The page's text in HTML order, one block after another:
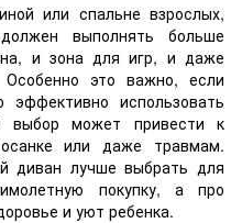
или спальне взрослых,
выполнять больше
и зона для игр, и даже
Особенно это важно, если
использовать
выбор может привести к
или даже травмам.
диван лучше выбрать для
покупку, а про
и уют ребенка.